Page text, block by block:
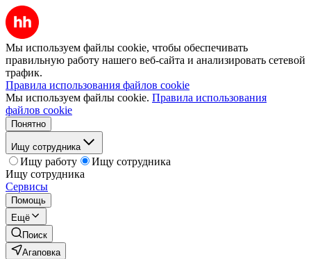
Мы используем файлы cookie, чтобы обеспечивать
правильную работу нашего веб-сайта и анализировать сетевой
трафик.
Правила использования файлов cookie
Мы используем файлы cookie. Правила использования
файлов cookie
Понятно
Ищу сотрудника
Ищу работу
Ищу сотрудника
Ищу сотрудника
Сервисы
Помощь
Ещё
Поиск
Агаповка